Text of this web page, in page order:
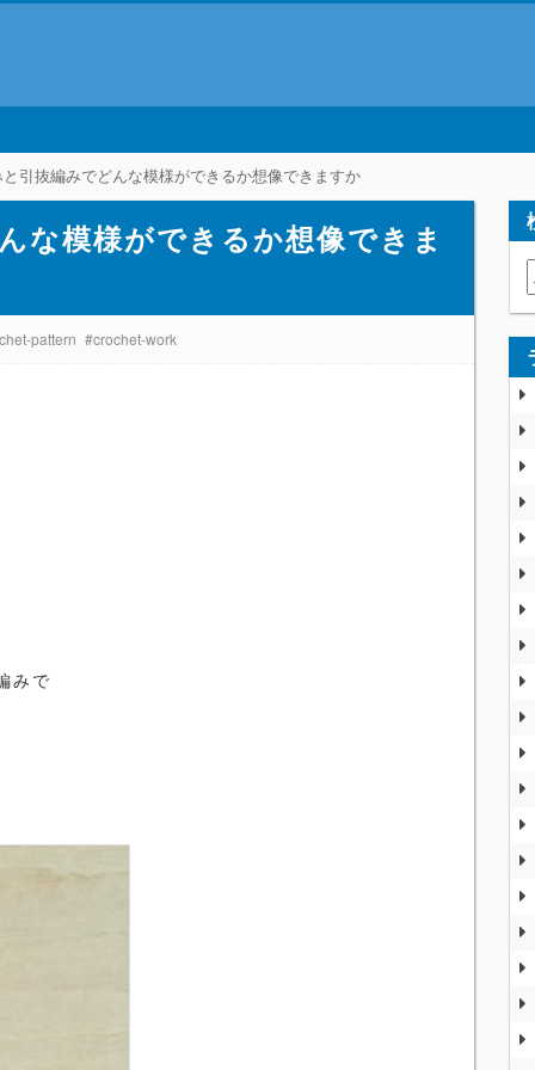
引抜編みでどんな模様ができるか想像できますか
な模様ができるか想像できま
pattern #crochet-work
みで